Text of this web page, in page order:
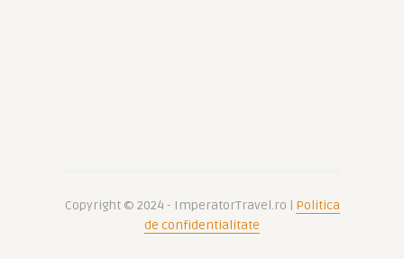
Copyright © 2024 - ImperatorTravel.ro | Politica
de confidentialitate